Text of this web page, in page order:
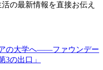
の最新情報を直接お伝え
の大学へ——ファウンデー
3の出口」